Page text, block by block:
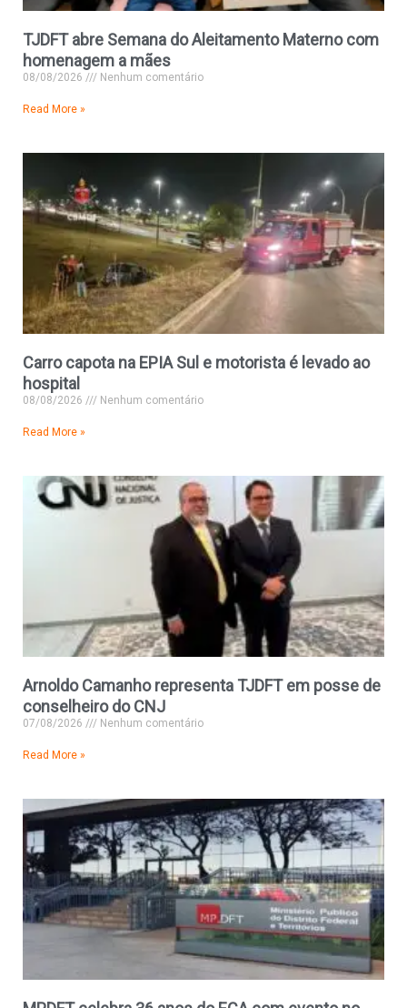
TJDFT abre Semana do Aleitamento Materno com
homenagem a mães
08/08/2026 Nenhum comentário
Read More »
Carro capota na EPIA Sul e motorista é levado ao
hospital
08/08/2026 Nenhum comentário
Read More »
Arnoldo Camanho representa TJDFT em posse de
conselheiro do CNJ
07/08/2026 Nenhum comentário
Read More »